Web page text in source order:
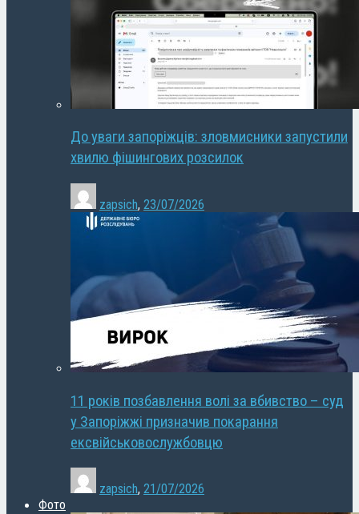
До уваги запоріжців: зловмисники запустили
хвилю фішингових розсилок
zapsich, 23/07/2026
11 років позбавлення волі за вбивство – суд
у Запоріжжі призначив покарання
ексвійськовослужбовцю
zapsich, 21/07/2026
Фото